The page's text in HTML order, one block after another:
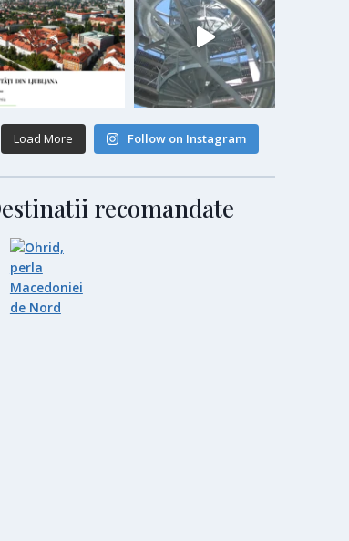
Load More Follow on Instagram
recomandate